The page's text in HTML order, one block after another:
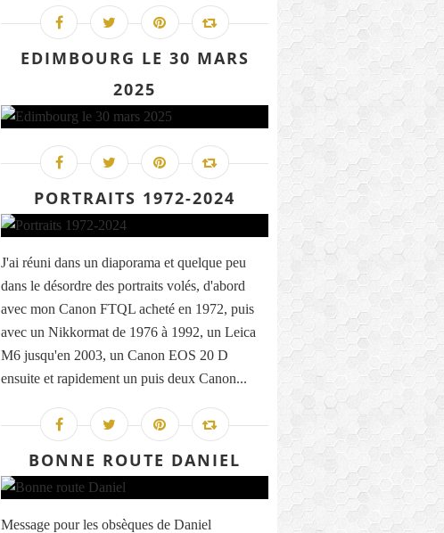
EDIMBOURG LE 30 MARS
2025
PORTRAITS 1972-2024
J'ai réuni dans un diaporama et quelque peu
dans le désordre des portraits volés, d'abord
avec mon Canon FTQL acheté en 1972, puis
avec un Nikkormat de 1976 à 1992, un Leica
M6 jusqu'en 2003, un Canon EOS 20 D
ensuite et rapidement un puis deux Canon...
BONNE ROUTE DANIEL
Message pour les obsèques de Daniel